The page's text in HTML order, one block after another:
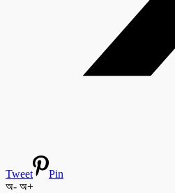
Tweet
Pin
অ- অ+